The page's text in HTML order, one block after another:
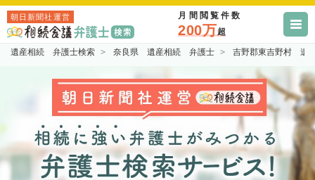
朝日新聞社運営 月間閲覧件数
200万超
遺産相続 弁護士検索 奈良県 遺産相続 弁護士 吉野郡東吉野村 遺